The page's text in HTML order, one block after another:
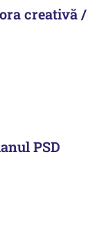
creativă /
PSD